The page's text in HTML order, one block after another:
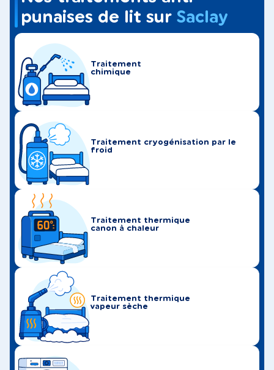
punaises de lit surSaclay
Traitement
chimique
Traitement cryogénisation par le
froid
Traitement thermique
canon à chaleur
Traitement thermique
vapeur sèche